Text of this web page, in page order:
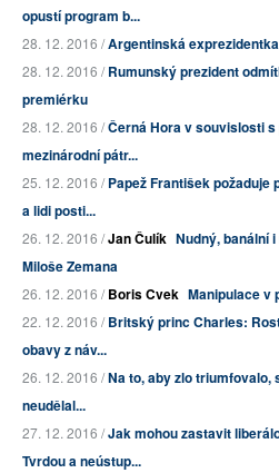
opustí program b...
28. 12. 2016 /Argentinská
28. 12. 2016 /Rumunský prezident
premiérku
28. 12. 2016 /Černá Hora v souvislosti
mezinárodní pátr...
25. 12. 2016 /Papež František
a lidi posti...
26. 12. 2016 /Jan Čulík Nudný, banální
Miloše Zemana
26. 12. 2016 /Boris Cvek Manipulace v
22. 12. 2016 /Britský princ Charles:
obavy z náv...
26. 12. 2016 /Na to, aby zlo triumfovalo,
neudělal...
27. 12. 2016 /Jak mohou zastavit
Tvrdou a neústup...